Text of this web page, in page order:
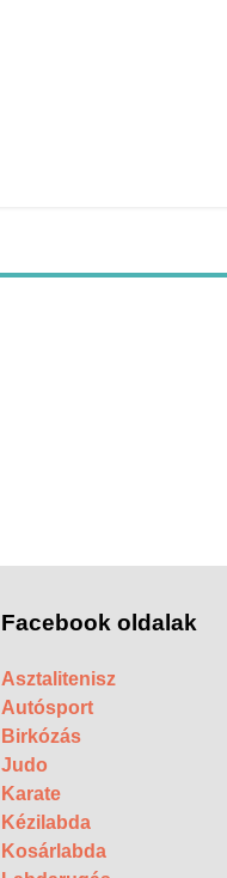
Facebook oldalak
Asztalitenisz
Autósport
Birkózás
Judo
Karate
Kézilabda
Kosárlabda